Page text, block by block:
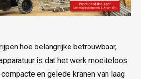
hoe belangrijke betrouwbaar,
is dat het werk moeiteloos
en gelede kranen van laag